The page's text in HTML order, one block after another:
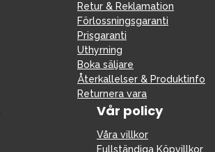
Retur & Reklamation
Förlossningsgaranti
Prisgaranti
Uthyrning
Boka säljare
Återkallelser & Produktinfo
Returnera vara
Vår policy
Våra villkor
Fullständiga Köpvillkor